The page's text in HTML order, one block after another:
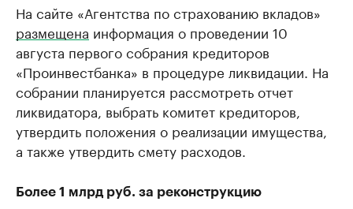
На сайте «Агентства по страхованию вкладов»
размещена информация о проведении 10
августа первого собрания кредиторов
«Проинвестбанка» в процедуре ликвидации. На
собрании планируется рассмотреть отчет
ликвидатора, выбрать комитет кредиторов,
утвердить положения о реализации имущества,
а также утвердить смету расходов.
Более 1 млрд руб. за реконструкцию